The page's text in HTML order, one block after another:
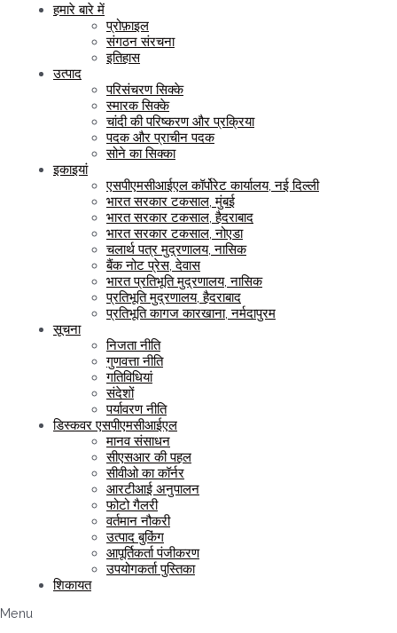
हमारे बारे में
प्रोफ़ाइल
संगठन संरचना
इतिहास
उत्पाद
परिसंचरण सिक्के
स्मारक सिक्के
चांदी की परिष्करण और प्रक्रिया
पदक और प्राचीन पदक
सोने का सिक्का
इकाइयां
एसपीएमसीआईएल कॉर्पोरेट कार्यालय, नई दिल्ली
भारत सरकार टकसाल, मुंबई
भारत सरकार टकसाल, हैदराबाद
भारत सरकार टकसाल, नोएडा
चलार्थ पत्र मुद्रणालय, नासिक
बैंक नोट प्रेस, देवास
भारत प्रतिभूति मुद्रणालय, नासिक
प्रतिभूति मुद्रणालय, हैदराबाद
प्रतिभूति कागज कारखाना, नर्मदापुरम
सूचना
निजता नीति
गुणवत्ता नीति
गतिविधियां
संदेशों
पर्यावरण नीति
डिस्कवर एसपीएमसीआईएल
मानव संसाधन
सीएसआर की पहल
सीवीओ का कॉर्नर
आरटीआई अनुपालन
फोटो गैलरी
वर्तमान नौकरी
उत्पाद बुकिंग
आपूर्तिकर्ता पंजीकरण
उपयोगकर्ता पुस्तिका
शिकायत
Menu